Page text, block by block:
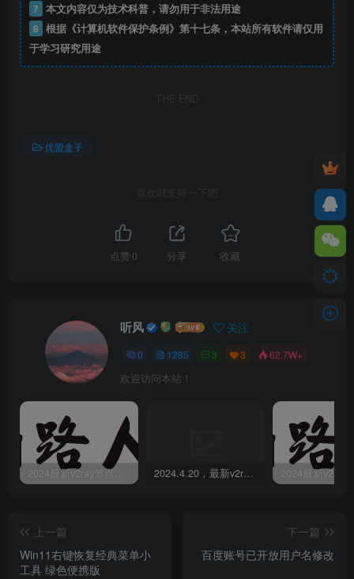
7 本文内容仅为技术科普，请勿用于非法用途
8 根据《计算机软件保护条例》第十七条，本站所有软件请仅用
于学习研究用途
THE END
优盟盒子
喜欢就支持一下吧
点赞 0 分享 收藏
听风 关注
0 1285 3 3 62.7W+
欢迎访问本站！
2024最新v2ray节点免费分享-05.08附ss/vmess节点订阅 2024.4.20，最新v2ray节点免费分享-附ss/vmess节点订阅
上一篇
Win11右键恢复经典菜单小
工具 绿色便携版
下一篇
百度账号已开放用户名修改